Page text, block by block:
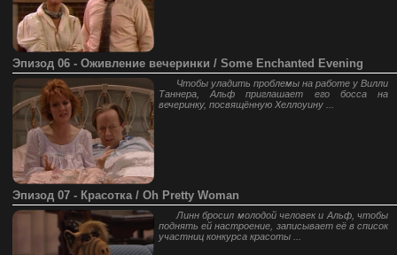
Эпизод 06 - Оживление вечеринки / Some Enchanted Evening
Чтобы уладить проблемы на работе у Вилли
Таннера, Альф приглашает его босса на
вечеринку, посвящённую Хеллоуину ...
Эпизод 07 - Красотка / Oh Pretty Woman
Линн бросил молодой человек и Альф, чтобы
поднять ей настроение, записывает её в список
участниц конкурса красоты ...